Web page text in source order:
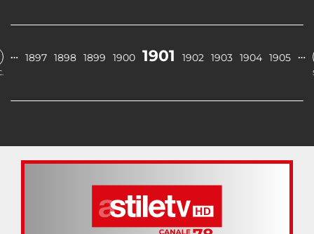
… 1897 1898 1899 1900 1901 1902 1903 1904 1905 …